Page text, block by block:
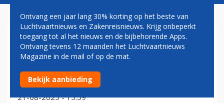
NIEUW-ZEELAND
Nieuw Zeeland vervangt ex-Transavia Boeing 757's
door Airbus A321XLR's
21-08-2025 - 15:59
Ontvang een jaar lang 30% korting op het beste van
Luchtvaartnieuws en Zakenreisnieuws. Krijg onbeperkt
toegang tot al het nieuws en de bijbehorende Apps.
Ontvang tevens 12 maanden het Luchtvaartnieuws
Magazine in de mail of op de mat.
Bekijk aanbieding